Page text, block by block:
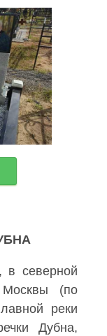
в северной
(по
реки
Дубна,